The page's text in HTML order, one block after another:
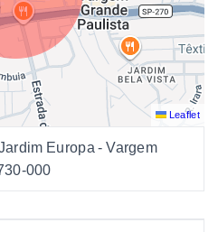
Leaflet
Europa - Vargem
000